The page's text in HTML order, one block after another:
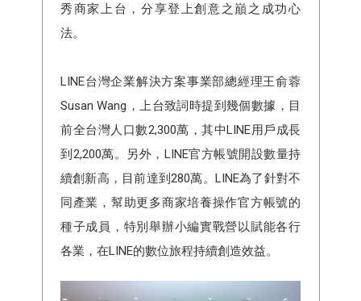
秀商家上台，分享登上創意之巔之成功心
法。
LINE台灣企業解決⽅案事業部總經理王俞蓉
Susan Wang，上台致詞時提到幾個數據，目
前全台灣人口數2,300萬，其中LINE用戶成長
到2,200萬。另外，LINE官方帳號開設數量持
續創新高，目前達到280萬。LINE為了針對不
同產業，幫助更多商家培養操作官方帳號的
種子成員，特別舉辦小編實戰營以賦能各行
各業，在LINE的數位旅程持續創造效益。